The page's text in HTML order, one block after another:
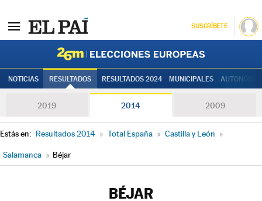
SUSCRÍBETE
NOTICIAS RESULTADOS RESULTADOS 2024 MUNICIPALES
2019 2014 2009
Estás en: Resultados 2014 » Total España » Castilla y León »
Salamanca » Béjar
BÉJAR